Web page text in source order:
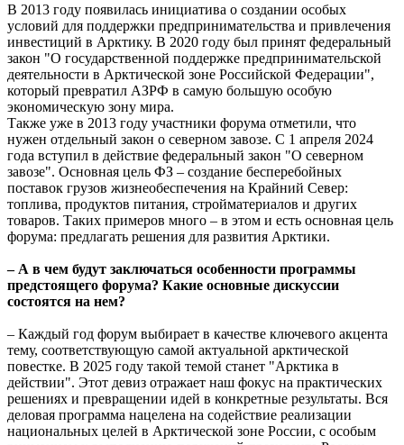
В 2013 году появилась инициатива о создании особых
условий для поддержки предпринимательства и привлечения
инвестиций в Арктику. В 2020 году был принят федеральный
закон "О государственной поддержке предпринимательской
деятельности в Арктической зоне Российской Федерации",
который превратил АЗРФ в самую большую особую
экономическую зону мира.
Также уже в 2013 году участники форума отметили, что
нужен отдельный закон о северном завозе. С 1 апреля 2024
года вступил в действие федеральный закон "О северном
завозе". Основная цель ФЗ – создание бесперебойных
поставок грузов жизнеобеспечения на Крайний Север:
топлива, продуктов питания, стройматериалов и других
товаров. Таких примеров много – в этом и есть основная цель
форума: предлагать решения для развития Арктики.
– А в чем будут заключаться особенности программы
предстоящего форума? Какие основные дискуссии
состоятся на нем?
– Каждый год форум выбирает в качестве ключевого акцента
тему, соответствующую самой актуальной арктической
повестке. В 2025 году такой темой станет "Арктика в
действии". Этот девиз отражает наш фокус на практических
решениях и превращении идей в конкретные результаты. Вся
деловая программа нацелена на содействие реализации
национальных целей в Арктической зоне России, с особым